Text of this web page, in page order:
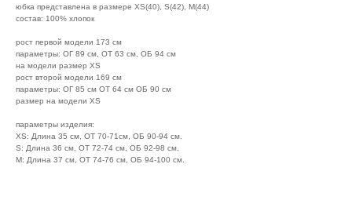
юбка представлена в размере XS(40), S(42), M(44)
состав: 100% хлопок
рост первой модели 173 см
параметры: ОГ 89 см, ОТ 63 см, ОБ 94 см
на модели размер ХS
рост второй модели 169 см
параметры: ОГ 85 см ОТ 64 см ОБ 90 см
размер на модели XS
параметры изделия:
XS: Длина 35 см, ОТ 70-71см, ОБ 90-94 см.
S: Длина 36 см, ОТ 72-74 см, ОБ 92-98 см.
M: Длина 37 см, ОТ 74-76 см, ОБ 94-100 см.